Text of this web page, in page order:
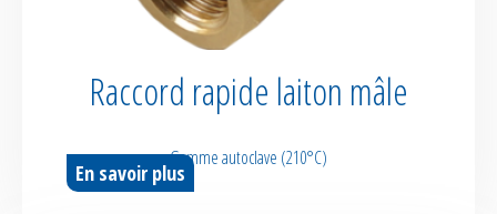
Raccord rapide laiton mâle
Gamme autoclave (210°C)
En savoir plus